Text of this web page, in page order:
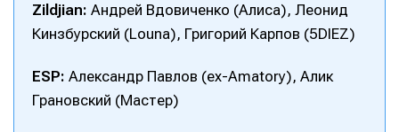
Zildjian: Андрей Вдовиченко (Алиса), Леонид
Кинзбурский (Louna), Григорий Карпов (5DIEZ)
ESP: Александр Павлов (ex-Amatory), Алик
Грановский (Мастер)